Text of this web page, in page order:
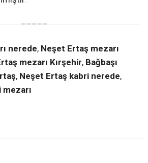
nerede, Neşet Ertaş mezarı
mezarı Kırşehir, Bağbaşı
, Neşet Ertaş kabri nerede,
mezarı